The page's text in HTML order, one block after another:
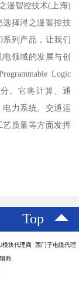
漫智控技术(上海)
择浔之漫智控技
系列产品，让我们
领域的发展与创
Logic
。它将计算、通
力系统、交通运
质量等方面发挥
Top
块代理商 西门子电缆代理
商